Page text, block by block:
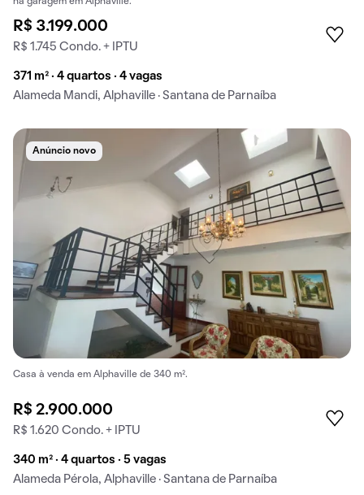
na garagem em Alphaville.
R$ 3.199.000
R$ 1.745 Condo. + IPTU
371 m² · 4 quartos · 4 vagas
Alameda Mandi, Alphaville · Santana de Parnaíba
Anúncio novo
Casa à venda em Alphaville de 340 m².
R$ 2.900.000
R$ 1.620 Condo. + IPTU
340 m² · 4 quartos · 5 vagas
Alameda Pérola, Alphaville · Santana de Parnaíba